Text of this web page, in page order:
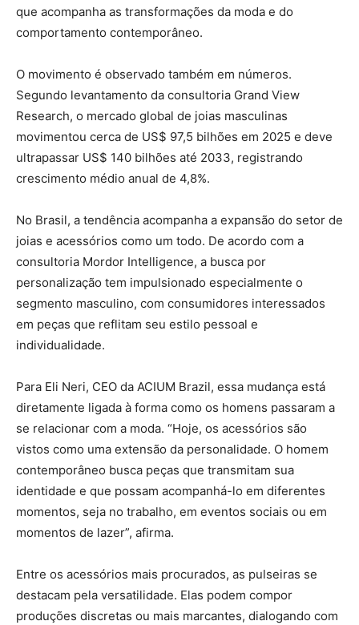
que acompanha as transformações da moda e do
comportamento contemporâneo.
O movimento é observado também em números.
Segundo levantamento da consultoria Grand View
Research, o mercado global de joias masculinas
movimentou cerca de US$ 97,5 bilhões em 2025 e deve
ultrapassar US$ 140 bilhões até 2033, registrando
crescimento médio anual de 4,8%.
No Brasil, a tendência acompanha a expansão do setor de
joias e acessórios como um todo. De acordo com a
consultoria Mordor Intelligence, a busca por
personalização tem impulsionado especialmente o
segmento masculino, com consumidores interessados
em peças que reflitam seu estilo pessoal e
individualidade.
Para Eli Neri, CEO da ACIUM Brazil, essa mudança está
diretamente ligada à forma como os homens passaram a
se relacionar com a moda. “Hoje, os acessórios são
vistos como uma extensão da personalidade. O homem
contemporâneo busca peças que transmitam sua
identidade e que possam acompanhá-lo em diferentes
momentos, seja no trabalho, em eventos sociais ou em
momentos de lazer”, afirma.
Entre os acessórios mais procurados, as pulseiras se
destacam pela versatilidade. Elas podem compor
produções discretas ou mais marcantes, dialogando com